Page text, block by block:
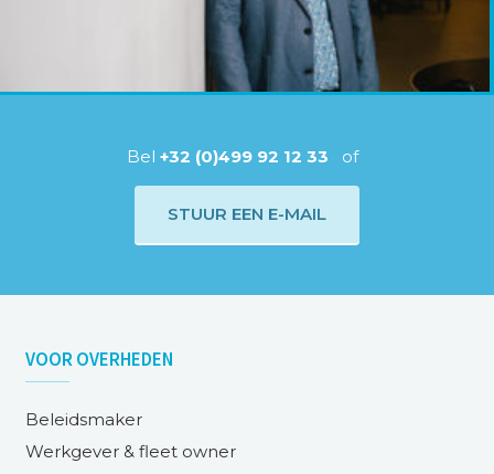
Bel +32 (0)499 92 12 33 of
STUUR EEN E-MAIL
VOOROVERHEDEN
Beleidsmaker
Werkgever & fleet owner